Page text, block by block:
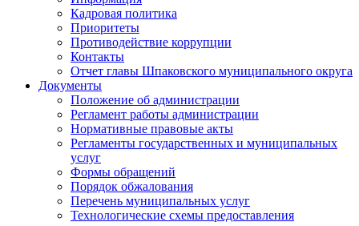
Кадровая политика
Приоритеты
Противодействие коррупции
Контакты
Отчет главы Шпаковского муниципального округа
Документы
Положение об администрации
Регламент работы администрации
Нормативные правовые акты
Регламенты государственных и муниципальных
услуг
Формы обращений
Порядок обжалования
Перечень муниципальных услуг
Технологические схемы предоставления